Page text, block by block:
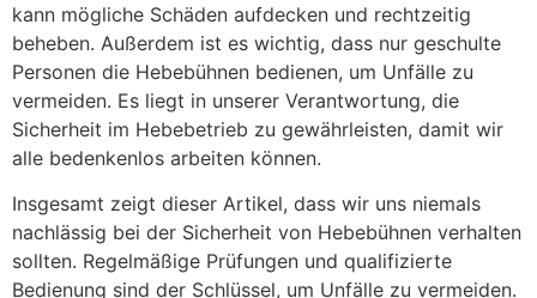
kann mögliche Schäden aufdecken und rechtzeitig
beheben. Außerdem ist es wichtig, dass nur geschulte
Personen die Hebebühnen bedienen, um Unfälle zu
vermeiden. Es liegt in unserer Verantwortung, die
Sicherheit im Hebebetrieb zu gewährleisten, damit wir
alle bedenkenlos arbeiten können.
Insgesamt zeigt dieser Artikel, dass wir uns niemals
nachlässig bei der Sicherheit von Hebebühnen verhalten
sollten. Regelmäßige Prüfungen und qualifizierte
Bedienung sind der Schlüssel, um Unfälle zu vermeiden.